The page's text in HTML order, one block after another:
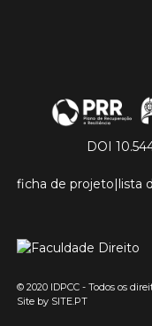
© 2020 IDPCC - Todos os
Site by SITE.PT
DOI
ficha de projeto|lista